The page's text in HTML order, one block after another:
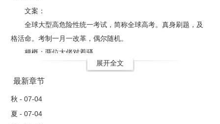
文案：
全球大型高危险性统一考试，简称全球高考。真身刷题，及
格活命。考制一月一改革，偶尔随机。
梗概：两位大佬对着骚。
内容标签：强强 无限流 相爱相杀 甜文
展开全文
最新章节
秋 - 07-04
夏 - 07-04